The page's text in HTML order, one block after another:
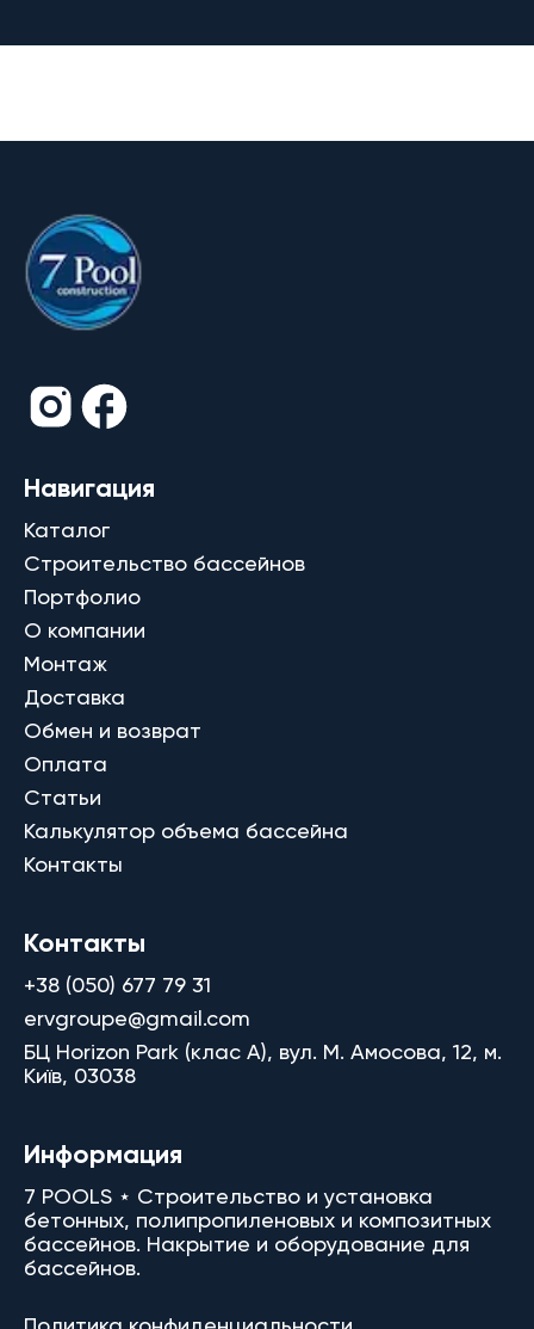
Навигация
Каталог
Строительство бассейнов
Портфолио
О компании
Монтаж
Доставка
Обмен и возврат
Оплата
Статьи
Калькулятор объема бассейна
Контакты
Контакты
+38 (050) 677 79 31
ervgroupe@gmail.com
БЦ Horizon Park (клас A), вул. М. Амосова, 12, м.
Київ, 03038
Информация
7 POOLS ⋆ Строительство и установка
бетонных, полипропиленовых и композитных
бассейнов. Накрытие и оборудование для
бассейнов.